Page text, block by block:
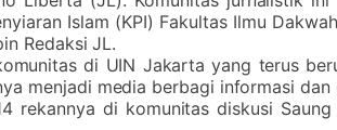
Islam (KPI) Fakultas Ilmu
Redaksi JL.
di UIN Jakarta yang terus
menjadi media berbagi informasi
rekannya di komunitas diskusi